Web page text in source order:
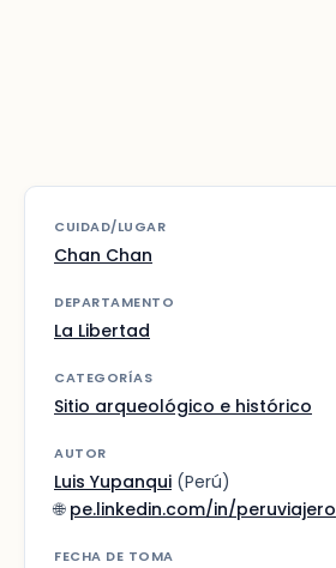
CUIDAD/LUGAR
Chan Chan
DEPARTAMENTO
La Libertad
CATEGORÍAS
Sitio arqueológico e histórico
AUTOR
Luis Yupanqui (Perú)
🌐 pe.linkedin.com/in/peruviajero
FECHA DE TOMA